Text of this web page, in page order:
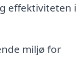
effektiviteten i
miljø for